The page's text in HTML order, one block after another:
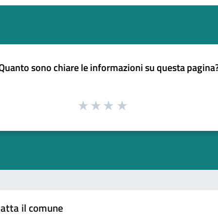
sono chiare le informazioni su questa
il comune